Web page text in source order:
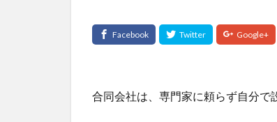
合同会社は、専門家に頼らず自分で